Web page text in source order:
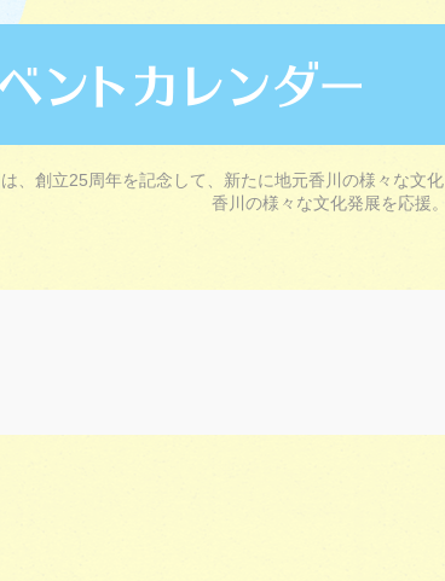
は、創立25周年を記念して、新たに地元香川の様々な文
香川の様々な文化発展を応援。